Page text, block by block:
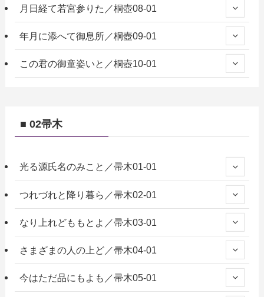
月日経て若宮参りた／桐壺08-01
年月に添へて御息所／桐壺09-01
この君の御童姿いと／桐壺10-01
■ 02帚木
光る源氏名のみこと／帚木01-01
つれづれと降り暮ら／帚木02-01
なり上れどももとよ／帚木03-01
さまざまの人の上ど／帚木04-01
今はただ品にもよも／帚木05-01